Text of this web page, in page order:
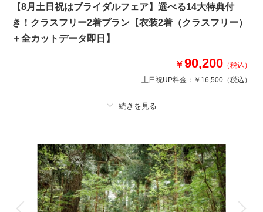
力〉
✔︎追加料金なし！和洋のチョイス自由な衣装1着
✔︎撮影データ色味補正付き！
このプランで撮影可能な撮影レポート
撮影日：2023年10月30日
相談予約する
来店・オンライン
撮影日の空き
を確認する
【8月土日祝はブライダルフェア】選べる14大特典付
き！クラスフリー2着プラン【衣装2着（クラスフリー）
＋全カットデータ即日】
￥90,200 （税込）
土日祝UP料金： ￥16,500 （税込）
撮影料 新婦衣装2着 新郎衣装2着
着付け ヘアメイク 小物一式
アルバム データ 100 カット 台紙付写真
衣装追加 会食 挙式